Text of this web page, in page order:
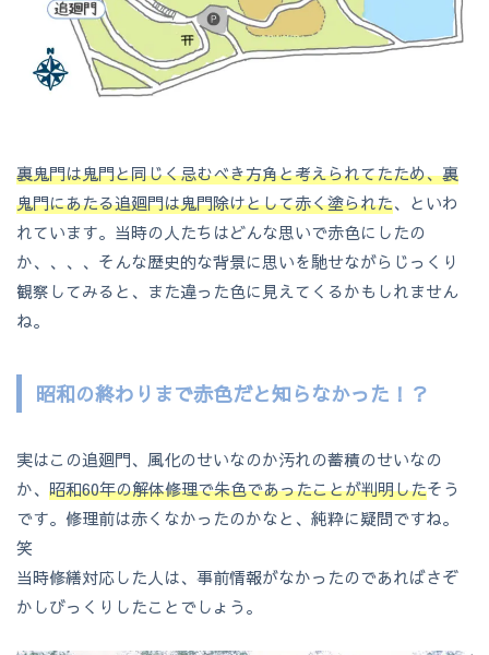
裏鬼門は鬼門と同じく忌むべき方角と考えられてたため、裏
鬼門にあたる追廻門は鬼門除けとして赤く塗られた、といわ
れています。当時の人たちはどんな思いで赤色にしたの
か、、、、そんな歴史的な背景に思いを馳せながらじっくり
観察してみると、また違った色に見えてくるかもしれません
ね。
昭和の終わりまで赤色だと知らなかった！？
実はこの追廻門、風化のせいなのか汚れの蓄積のせいなの
か、 昭和60年の解体修理で朱色であったことが判明したそう
です。修理前は赤くなかったのかなと、純粋に疑問ですね。
笑
当時修繕対応した人は、事前情報がなかったのであればさぞ
かしびっくりしたことでしょう。